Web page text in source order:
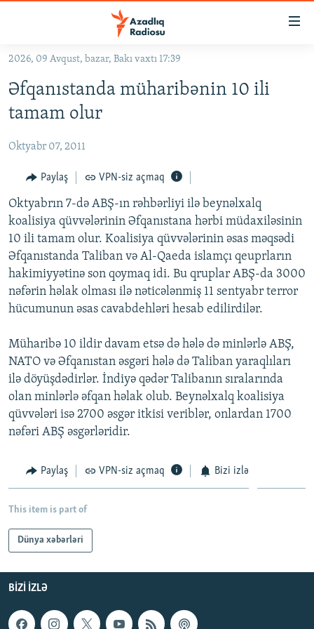
Əsas
qayıt
Əsas
qayıt
#İZAHLA
#ƏSLINDƏ
FƏRQƏ BAX
QANUNI DOĞRU
ARAŞDIRMA
MULTIMEDIA
VIDEO
KARIKATURA
RADIO ARXIV
İSLAM VƏ DEMOKRATIYA
İZ - MƏDƏNIYYƏT PROQRAMI
HAQQIMIZDA
PEŞƏ ETIKASI VƏ JURNALISTIKA STANDARTLARIMIZ
MATERIALLARIMIZDAN ISTIFADƏ
AZADLIQRADIOSU MOBIL TELEFONUNUZDA
BIZIMLƏ ƏLAQƏ
BIZI IZLƏ
RFE/RL-in bütün saytları
2026, 09 Avqust, bazar, Bakı vaxtı 17:39
Əfqanıstanda müharibənin 10 ili
tamam olur
Oktyabr 07, 2011
Paylaş VPN-siz açmaq
Oktyabrın 7-də ABŞ-ın rəhbərliyi ilə beynəlxalq
koalisiya qüvvələrinin Əfqanıstana hərbi müdaxiləsinin
10 ili tamam olur. Koalisiya qüvvələrinin əsas məqsədi
Əfqanıstanda Taliban və Al-Qaeda islamçı qeuprların
hakimiyyətinə son qoymaq idi. Bu qruplar ABŞ-da 3000
nəfərin həlak olması ilə nəticələnmiş 11 sentyabr terror
hücumunun əsas cavabdehləri hesab edilirdilər.
Müharibə 10 ildir davam etsə də hələ də minlərlə ABŞ,
NATO və Əfqanıstan əsgəri hələ də Taliban yaraqlıları
ilə döyüşdədirlər. İndiyə qədər Talibanın sıralarında
olan minlərlə əfqan həlak olub. Beynəlxalq koalisiya
qüvvələri isə 2700 əsgər itkisi veriblər, onlardan 1700
nəfəri ABŞ əsgərləridir.
Paylaş VPN-siz açmaq Bizi izlə
This item is part of
Dünya xəbərləri
BIZI IZLƏ